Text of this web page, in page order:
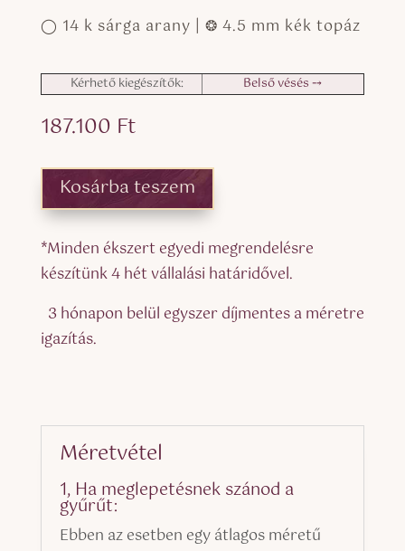
◯ 14 k sárga arany | ❂ 4.5 mm kék topáz
Kérhető kiegészítők: Belső vésés ⤍
187.100 Ft
Kosárba teszem
*Minden ékszert egyedi megrendelésre
készítünk 4 hét vállalási határidővel.
3 hónapon belül egyszer díjmentes a méretre
igazítás.
Méretvétel
1, Ha meglepetésnek szánod a
gyűrűt:
Ebben az esetben egy átlagos méretű